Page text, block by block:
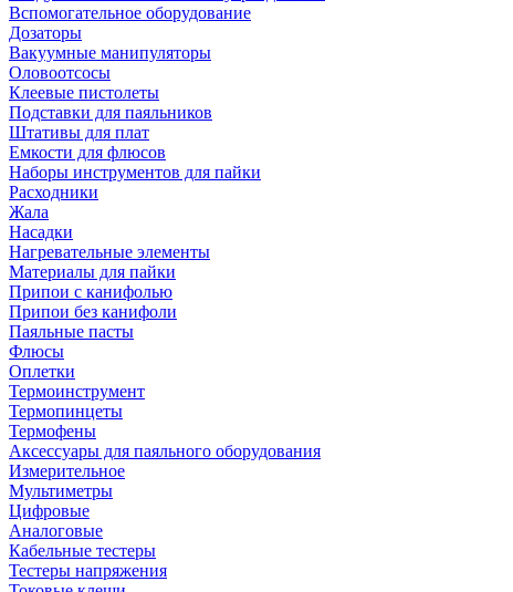
Вспомогательное оборудование
Дозаторы
Вакуумные манипуляторы
Оловоотсосы
Клеевые пистолеты
Подставки для паяльников
Штативы для плат
Емкости для флюсов
Наборы инструментов для пайки
Расходники
Жала
Насадки
Нагревательные элементы
Материалы для пайки
Припои с канифолью
Припои без канифоли
Паяльные пасты
Флюсы
Оплетки
Термоинструмент
Термопинцеты
Термофены
Аксессуары для паяльного оборудования
Измерительное
Мультиметры
Цифровые
Аналоговые
Кабельные тестеры
Тестеры напряжения